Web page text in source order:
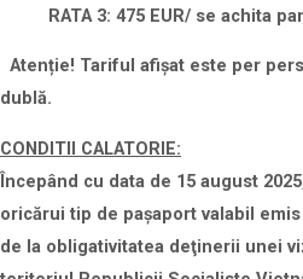
RATA 3: 475 EUR/ se achita
Atenție! Tariful afișat este per
dublă.
CONDITII CALATORIE:
Începând cu data de 15 august
oricărui tip de pașaport valabil
de la obligativitatea deţinerii unei